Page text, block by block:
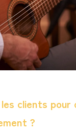
clients
?